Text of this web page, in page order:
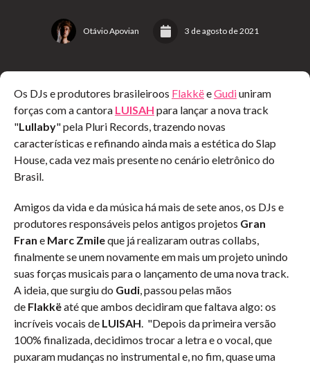
Otávio Apovian 3 de agosto de 2021
Os DJs e produtores brasileiroos FlakkëeGudiuniram
forças com a cantora LUISAH para lançar a nova track
"Lullaby" pela Pluri Records, trazendo novas
características e refinando ainda mais a estética do Slap
House, cada vez mais presente no cenário eletrônico do
Brasil.
Amigos da vida e da música há mais de sete anos, os DJs e
produtores responsáveis pelos antigos projetos Gran
Fran e Marc Zmileque já realizaram outras collabs,
finalmente se unem novamente em mais um projeto unindo
suas forças musicais para o lançamento de uma nova track.
A ideia, que surgiu do Gudi, passou pelas mãos
de Flakkëaté que ambos decidiram que faltava algo: os
incríveis vocais de LUISAH. "Depois da primeira versão
100% finalizada, decidimos trocar a letra e o vocal, que
puxaram mudanças no instrumental e, no fim, quase uma